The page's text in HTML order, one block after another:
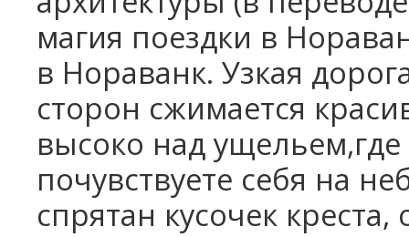
магия поездки в
в Нораванк. Узкая
сторон сжимается
высоко над
почувствуете себя на
спрятан кусочек